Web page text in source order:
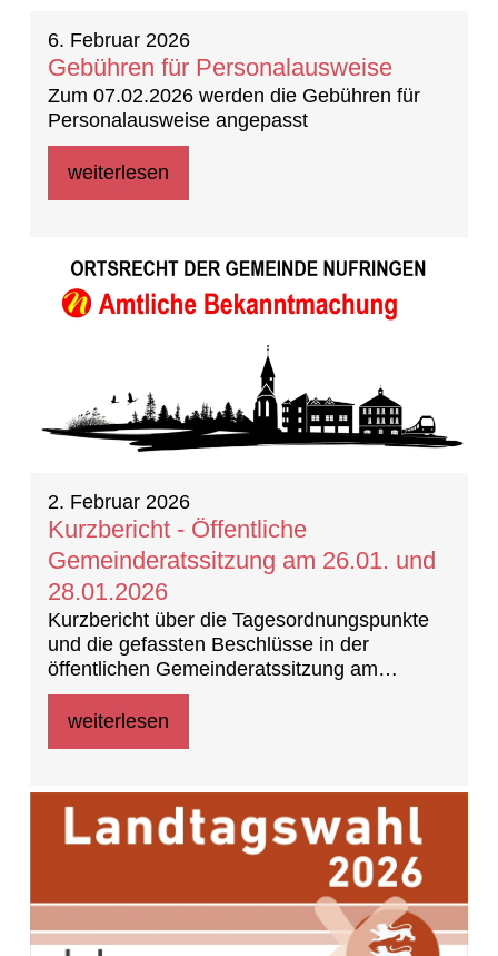
6. Februar 2026
Gebühren für Personalausweise
Zum 07.02.2026 werden die Gebühren für
Personalausweise angepasst
weiterlesen
2. Februar 2026
Kurzbericht - Öffentliche
Gemeinderatssitzung am 26.01. und
28.01.2026
Kurzbericht über die Tagesordnungspunkte
und die gefassten Beschlüsse in der
öffentlichen Gemeinderatssitzung am
26.01.2026 und Fortführung am 28.01.2026
weiterlesen